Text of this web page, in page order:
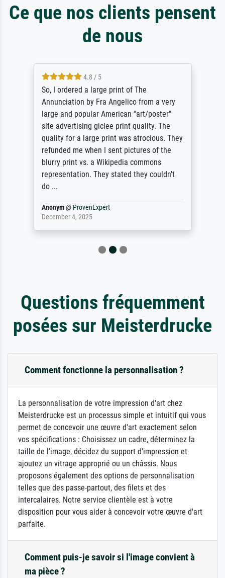
Ce que nos clients pensent
de nous
4.8 / 5
So, I ordered a large print of The
Annunciation by Fra Angelico from a very
large and popular American "art/poster"
site advertising giclee print quality. The
quality for a large print was atrocious. They
refunded me when I sent pictures of the
blurry print vs. a Wikipedia commons
representation. They stated they couldn't
do ...
Anonym@ ProvenExpert
December 4, 2025
Questions fréquemment
posées sur Meisterdrucke
Comment fonctionne la personnalisation ?
La personnalisation de votre impression d'art chez
Meisterdrucke est un processus simple et intuitif qui vous
permet de concevoir une œuvre d'art exactement selon
vos spécifications : Choisissez un cadre, déterminez la
taille de l'image, décidez du support d'impression et
ajoutez un vitrage approprié ou un châssis. Nous
proposons également des options de personnalisation
telles que des passe-partout, des filets et des
intercalaires. Notre service clientèle est à votre
disposition pour vous aider à concevoir votre œuvre d'art
parfaite.
Comment puis-je savoir si l'image convient à
ma pièce ?